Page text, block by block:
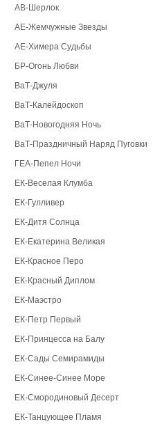
АВ-Шерлок
АЕ-Жемчужные Звезды
АЕ-Химера Судьбы
БР-Огонь Любви
ВаТ-Джуля
ВаТ-Калейдоскоп
ВаТ-Новогодняя Ночь
ВаТ-Праздничный Наряд Пуговки
ГЕА-Пепел Ночи
ЕК-Веселая Клумба
ЕК-Гулливер
ЕК-Дитя Солнца
ЕК-Екатерина Великая
ЕК-Красное Перо
ЕК-Красный Диплом
ЕК-Маэстро
ЕК-Петр Первый
ЕК-Принцесса на Балу
ЕК-Сады Семирамиды
ЕК-Синее-Синее Море
ЕК-Смородиновый Десерт
ЕК-Танцующее Пламя